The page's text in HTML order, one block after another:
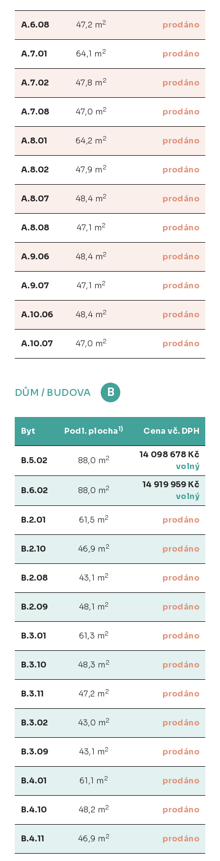
A.6.08 47,2 m2 prodáno
A.7.01 64,1 m 2 prodáno
A.7.02 47,8 m 2 prodáno
A.7.08 47,0 m2 prodáno
A.8.01 64,2 m 2 prodáno
A.8.02 47,9 m 2 prodáno
A.8.07 48,4 m2 prodáno
A.8.08 47,1 m2 prodáno
A.9.06 48,4 m2 prodáno
A.9.07 47,1 m2 prodáno
A.10.06 48,4 m2 prodáno
A.10.07 47,0 m2 prodáno
DŮM / BUDOVA B
Byt Podl. plocha1) Cena vč. DPH
B.5.02 88,0 m2
14 098 678 Kč
volný
B.6.02 88,0 m2
14 919 959 Kč
volný
B.2.01 61,5 m2 prodáno
B.2.10 46,9 m 2 prodáno
B.2.08 43,1 m2 prodáno
B.2.09 48,1 m2 prodáno
B.3.01 61,3 m2 prodáno
B.3.10 48,3 m 2 prodáno
B.3.11 47,2 m 2 prodáno
B.3.02 43,0 m2 prodáno
B.3.09 43,1 m2 prodáno
B.4.01 61,1 m 2 prodáno
B.4.10 48,2 m2 prodáno
B.4.11 46,9 m 2 prodáno